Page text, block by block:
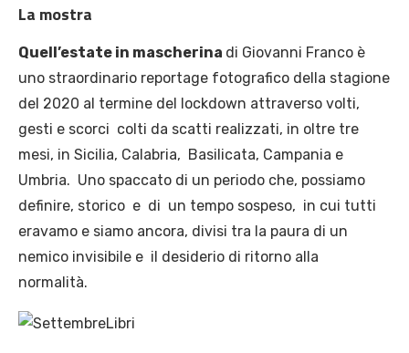
La mostra
Quell’estate in mascherina di Giovanni Franco è
uno straordinario reportage fotografico della stagione
del 2020 al termine del lockdown attraverso volti,
gesti e scorci colti da scatti realizzati, in oltre tre
mesi, in Sicilia, Calabria, Basilicata, Campania e
Umbria. Uno spaccato di un periodo che, possiamo
definire, storico e di un tempo sospeso, in cui tutti
eravamo e siamo ancora, divisi tra la paura di un
nemico invisibile e il desiderio di ritorno alla
normalità.